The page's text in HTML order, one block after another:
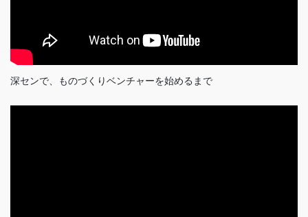
深センで、ものづくりベンチャーを始めるまで